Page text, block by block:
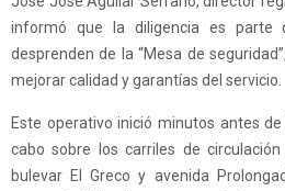
informó que la diligencia es parte
desprenden de la “Mesa de
mejorar calidad y garantías del servicio.
Este operativo inició minutos antes
cabo sobre los carriles de
bulevar El Greco y avenida